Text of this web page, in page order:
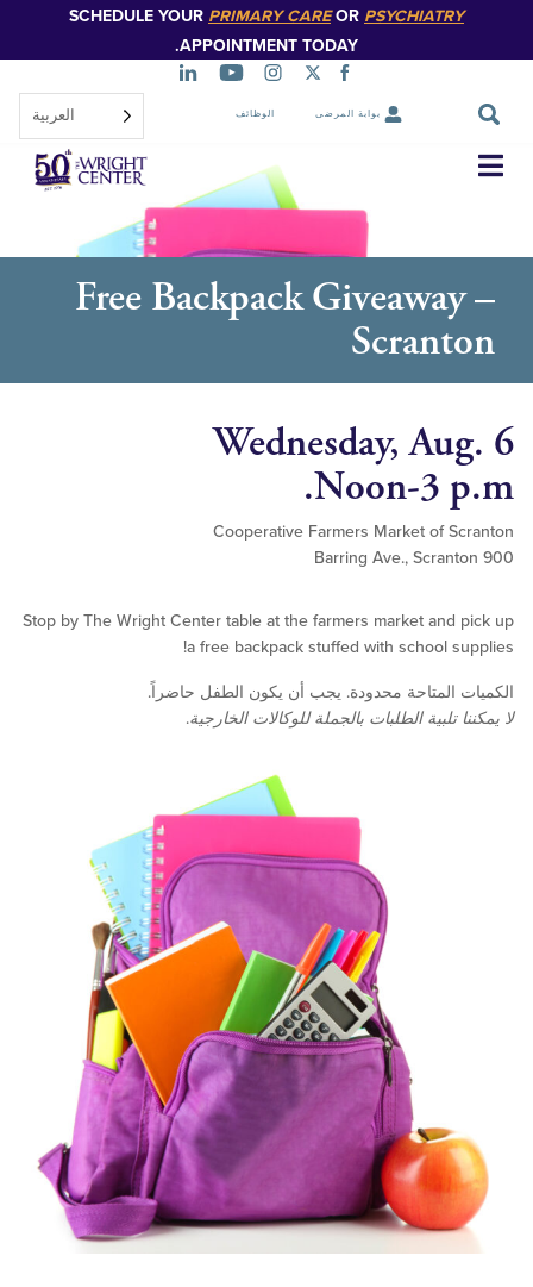
الرئيسي
SCHEDULE YOURPRIMARY CAREOR
APPOINTMENT TODAY.
بوابة المرضى الوظائف العربية‏
تخطي
التنقل
Free Backpack
Wednesday,
Noon-3
Cooperative Farmers Market of
Stop by The Wright Center table at the farmers market
a free backpack stuffed with school
المتاحة محدودة. يجب أن يكون الطفل حاضراً.
تلبية الطلبات بالجملة للوكالات الخارجية.